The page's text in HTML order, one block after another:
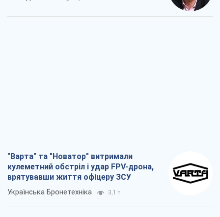
"Варта" та "Новатор" витримали
кулеметний обстріл і удар FPV-дрона,
врятувавши життя офіцеру ЗСУ
Українська Бронетехніка 3,1 т.